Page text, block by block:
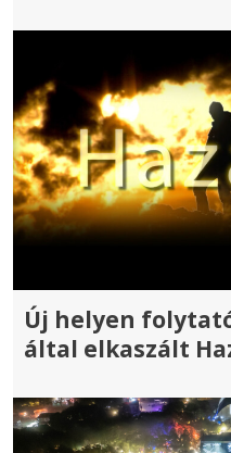
Új helyen
által elkaszált